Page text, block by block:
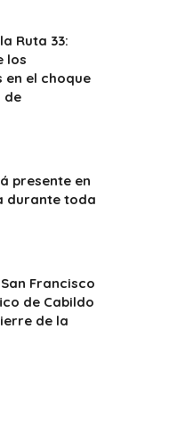
Ruta 33:
los
en el choque
de
presente en
durante toda
Francisco
de Cabildo
de la